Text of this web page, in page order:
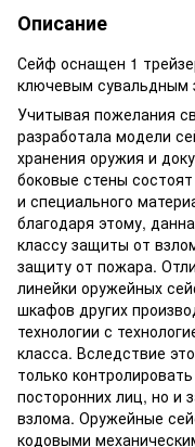
Описание
Сейф оснащен 1
ключевым сувальдным
Учитывая пожелания
разработала модели
хранения оружия и
боковые стены
и специального
благодаря этому,
классу защиты от
защиту от пожара.
линейки оружейных
шкафов других
технологии с
класса. Вследствие
только
посторонних лиц, но и
взлома. Оружейные
кодовыми